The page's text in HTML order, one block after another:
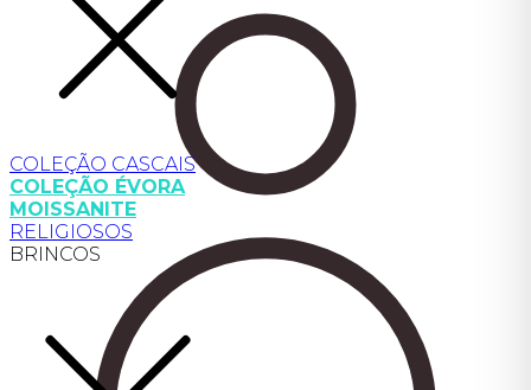
COLEÇÃO CASCAIS
COLEÇÃO ÉVORA
MOISSANITE
RELIGIOSOS
BRINCOS